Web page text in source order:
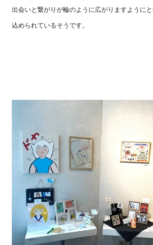
出会いと繋がりが輪のように広がりますように
込められているそうです。